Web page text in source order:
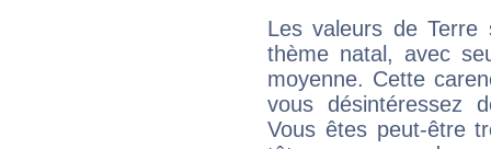
Les valeurs de Terre
thème natal, avec
moyenne. Cette
vous désintéressez
Vous êtes peut-être